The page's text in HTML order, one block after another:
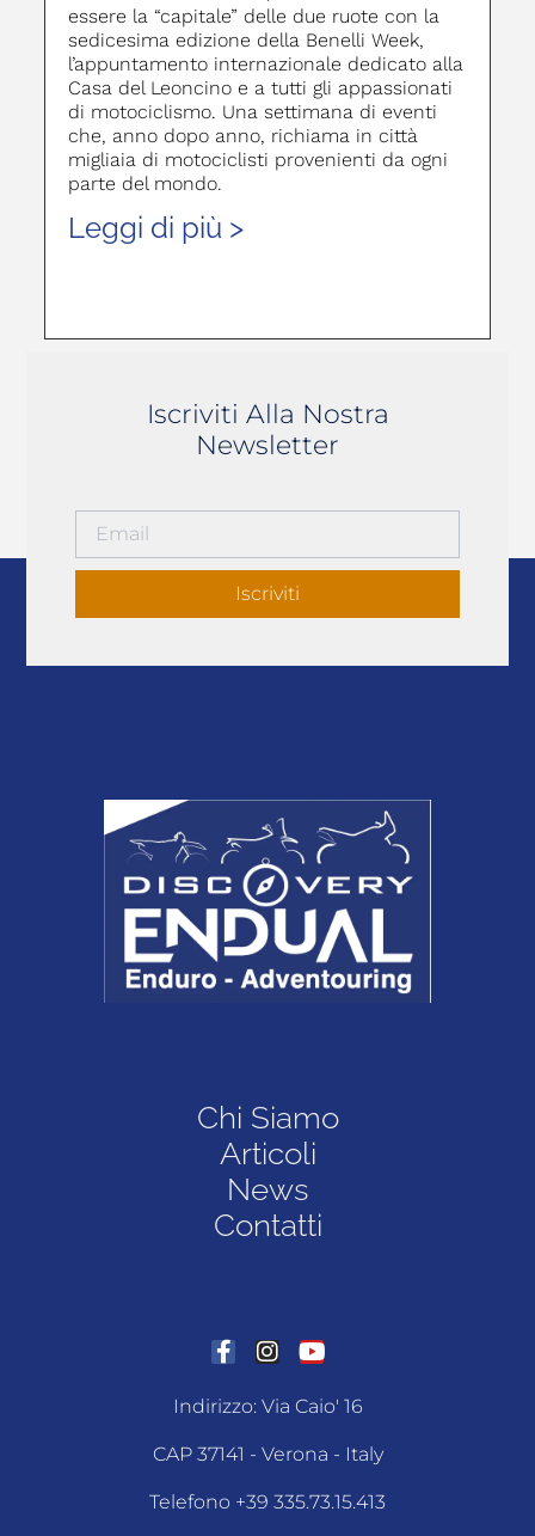
essere la “capitale” delle due ruote con la
sedicesima edizione della Benelli Week,
l’appuntamento internazionale dedicato alla
Casa del Leoncino e a tutti gli appassionati
di motociclismo. Una settimana di eventi
che, anno dopo anno, richiama in città
migliaia di motociclisti provenienti da ogni
parte del mondo.
Leggi di più >
Iscriviti Alla Nostra
Newsletter
Iscriviti
Chi Siamo
Articoli
News
Contatti
Indirizzo: Via Caio' 16
CAP 37141 - Verona - Italy
Telefono +39 335.73.15.413